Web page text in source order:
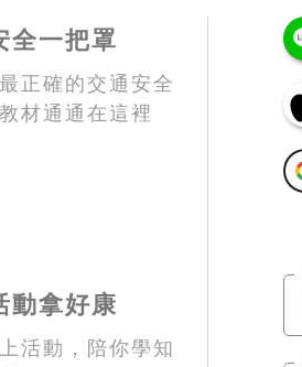
全一把罩
正確的交通安全
材通通在這裡
動拿好康
活動，陪你學知